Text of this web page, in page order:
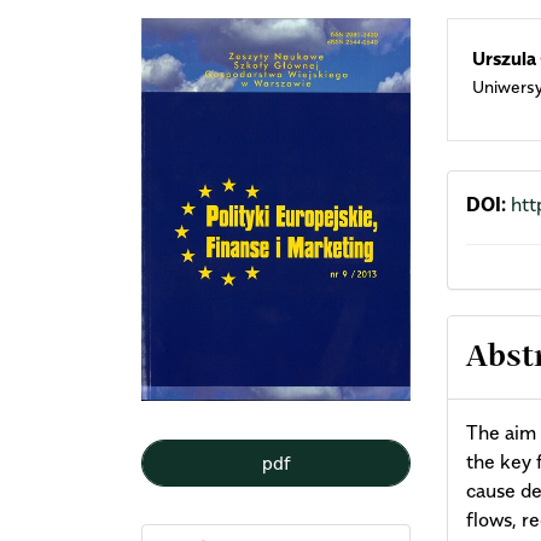
Article
Sidebar
pdf
Urszula
DOI:
The
the key
cause
flows,